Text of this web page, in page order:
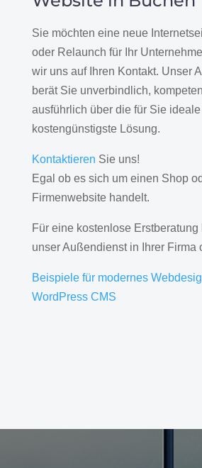
Sie möchten eine neue
oder Relaunch für Ihr
wir uns auf Ihren Kontakt. Unser
berät Sie unverbindlich,
ausführlich über die für Sie ideale
kostengünstigste Lösung.
Kontaktieren Sie uns!
Egal ob es sich um einen Shop
Firmenwebsite handelt.
Für eine kostenlose Erstberatung
unser Außendienst in Ihrer Firma
Beispiele für modernes
WordPress CMS